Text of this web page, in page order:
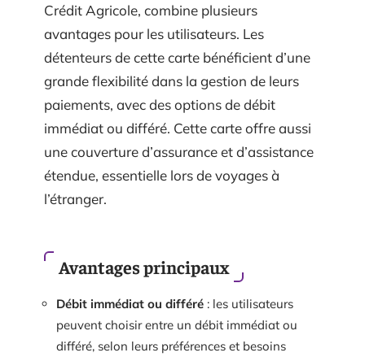
Crédit Agricole, combine plusieurs
avantages pour les utilisateurs. Les
détenteurs de cette carte bénéficient d’une
grande flexibilité dans la gestion de leurs
paiements, avec des options de débit
immédiat ou différé. Cette carte offre aussi
une couverture d’assurance et d’assistance
étendue, essentielle lors de voyages à
l’étranger.
Avantages principaux
Débit immédiat ou différé : les utilisateurs
peuvent choisir entre un débit immédiat ou
différé, selon leurs préférences et besoins